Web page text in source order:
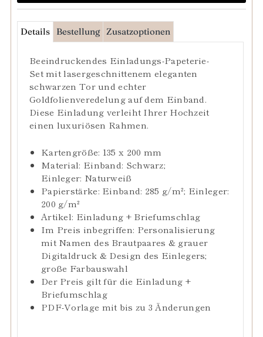
Details Bestellung Zusatzoptionen
Beeindruckendes Einladungs-Papeterie-
Set mit lasergeschnittenem eleganten
schwarzen Tor und echter
Goldfolienveredelung auf dem Einband.
Diese Einladung verleiht Ihrer Hochzeit
einen luxuriösen Rahmen.
Kartengröße: 135 x 200 mm
Material: Einband: Schwarz;
Einleger: Naturweiß
Papierstärke: Einband: 285 g/m²; Einleger:
200 g/m²
Artikel: Einladung + Briefumschlag
Im Preis inbegriffen: Personalisierung
mit Namen des Brautpaares & grauer
Digitaldruck & Design des Einlegers;
große Farbauswahl
Der Preis gilt für die Einladung +
Briefumschlag
PDF-Vorlage mit bis zu 3 Änderungen